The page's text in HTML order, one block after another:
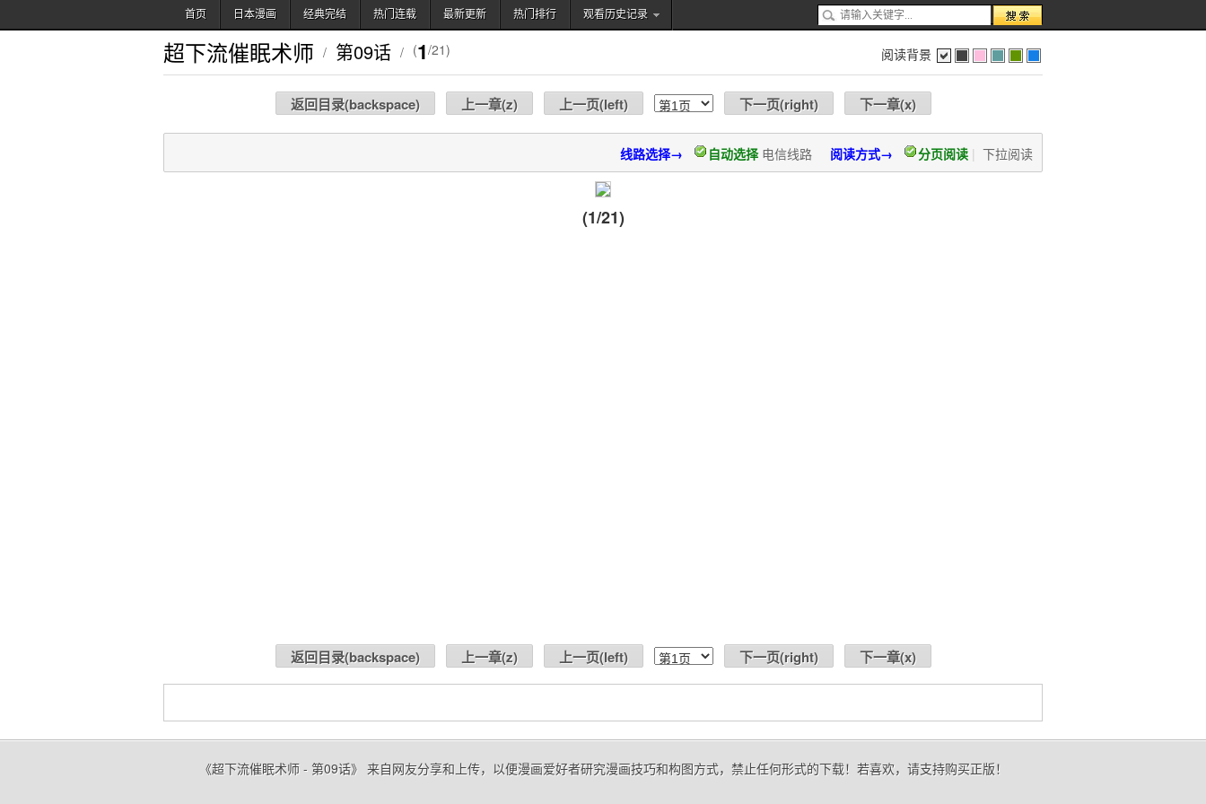
首页 日本漫画 经典完结 热门连载 最新更新 热门排行 观看历史记录
阅读背景
色 灰 红 蓝 绿 蓝
超下流催眠术师 / 第09话 / (1/21)
返回目录(backspace) 上一章(z) 上一页(left) 下一页(right) 下一章(x)
阅读方式→ 分页阅读 | 下拉阅读
线路选择→ 自动选择 电信线路
(1/21)
返回目录(backspace) 上一章(z) 上一页(left) 下一页(right) 下一章(x)
《超下流催眠术师 - 第09话》 来自网友分享和上传，以便漫画爱好者研究漫画技巧和构图方式，禁止任何形式的下载！若喜欢，请支持购买正版！